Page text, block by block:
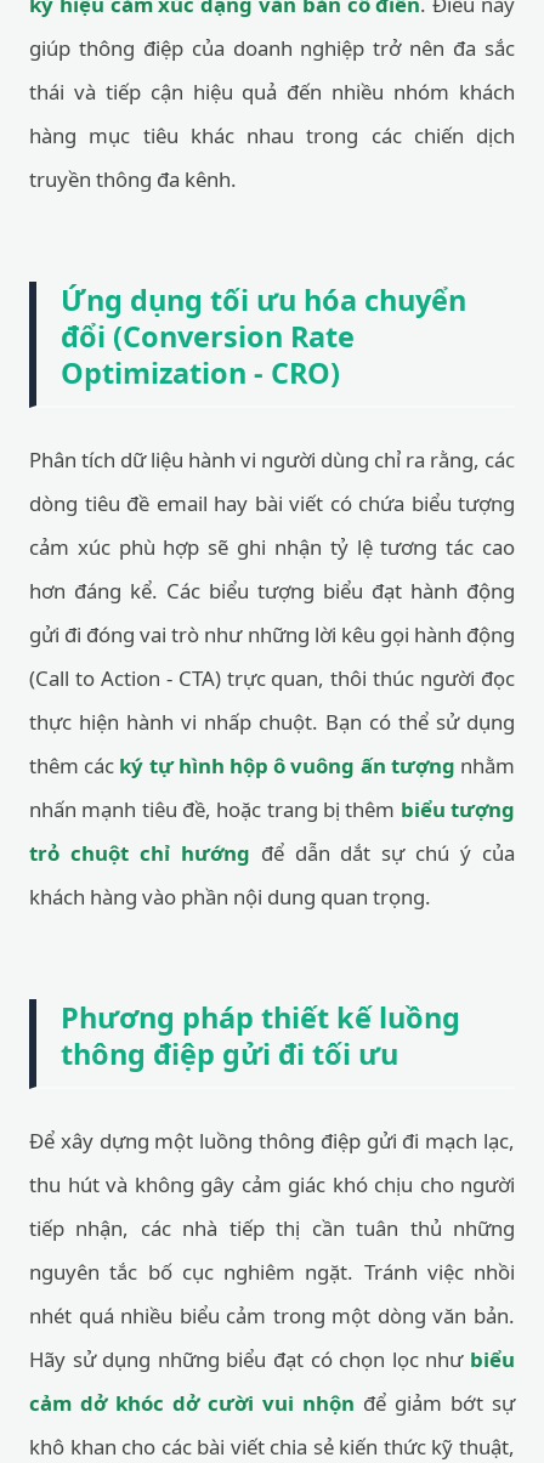
giúp thông điệp của doanh nghiệp trở nên đa sắc
thái và tiếp cận hiệu quả đến nhiều nhóm khách
hàng mục tiêu khác nhau trong các chiến dịch
truyền thông đa kênh.
Ứng dụng tối ưu hóa chuyển
đổi (Conversion Rate
Optimization - CRO)
Phân tích dữ liệu hành vi người dùng chỉ ra rằng, các
dòng tiêu đề email hay bài viết có chứa biểu tượng
cảm xúc phù hợp sẽ ghi nhận tỷ lệ tương tác cao
hơn đáng kể. Các biểu tượng biểu đạt hành động
gửi đi đóng vai trò như những lời kêu gọi hành động
(Call to Action - CTA) trực quan, thôi thúc người đọc
thực hiện hành vi nhấp chuột. Bạn có thể sử dụng
thêm các ký tự hình hộp ô vuông ấn tượng nhằm
nhấn mạnh tiêu đề, hoặc trang bị thêm biểu tượng
trỏ chuột chỉ hướng để dẫn dắt sự chú ý của
khách hàng vào phần nội dung quan trọng.
Phương pháp thiết kế luồng
thông điệp gửi đi tối ưu
Để xây dựng một luồng thông điệp gửi đi mạch lạc,
thu hút và không gây cảm giác khó chịu cho người
tiếp nhận, các nhà tiếp thị cần tuân thủ những
nguyên tắc bố cục nghiêm ngặt. Tránh việc nhồi
nhét quá nhiều biểu cảm trong một dòng văn bản.
Hãy sử dụng những biểu đạt có chọn lọc như biểu
cảm dở khóc dở cười vui nhộn để giảm bớt sự
khô khan cho các bài viết chia sẻ kiến thức kỹ thuật,